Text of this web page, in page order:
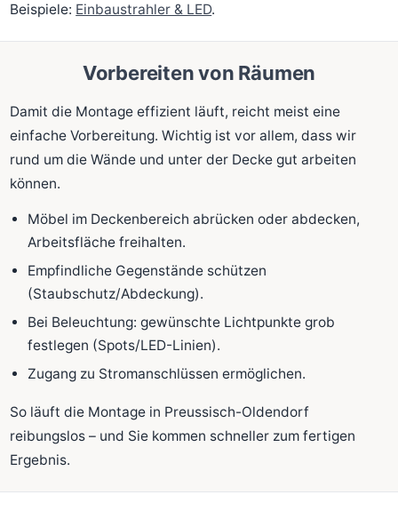
Beispiele: Einbaustrahler & LED.
Vorbereiten von Räumen
Damit die Montage effizient läuft, reicht meist eine
einfache Vorbereitung. Wichtig ist vor allem, dass wir
rund um die Wände und unter der Decke gut arbeiten
können.
Möbel im Deckenbereich abrücken oder abdecken,
Arbeitsfläche freihalten.
Empfindliche Gegenstände schützen
(Staubschutz/Abdeckung).
Bei Beleuchtung: gewünschte Lichtpunkte grob
festlegen (Spots/LED-Linien).
Zugang zu Stromanschlüssen ermöglichen.
So läuft die Montage in Preussisch-Oldendorf
reibungslos – und Sie kommen schneller zum fertigen
Ergebnis.